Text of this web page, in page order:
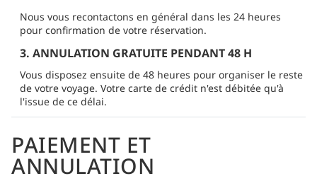
Nous vous recontactons en général dans les 24 heures
pour confirmation de votre réservation.
3. ANNULATION GRATUITE PENDANT 48 H
Vous disposez ensuite de 48 heures pour organiser le reste
de votre voyage. Votre carte de crédit n'est débitée qu'à
l'issue de ce délai.
PAIEMENT ET
ANNULATION